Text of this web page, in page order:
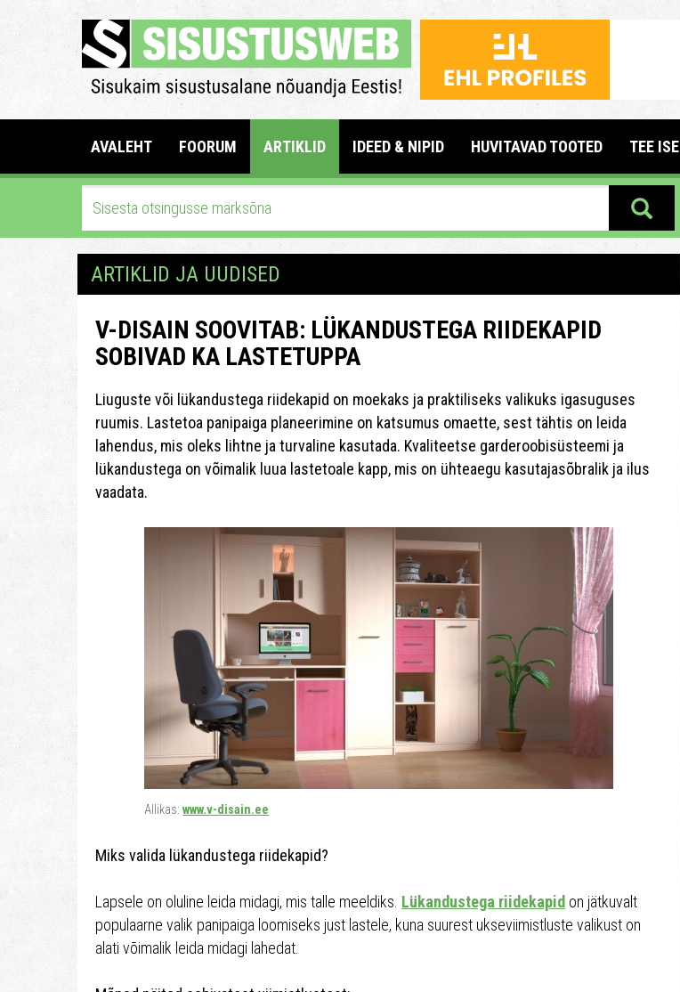
AVALEHT FOORUM ARTIKLID IDEED & NIPID HUVITAVAD TOOTED TEE ISE
ARTIKLID JA UUDISED
V-DISAIN SOOVITAB: LÜKANDUSTEGA RIIDEKAPID
SOBIVAD KA LASTETUPPA
Liuguste või lükandustega riidekapid on moekaks ja praktiliseks valikuks igasuguses
ruumis. Lastetoa panipaiga planeerimine on katsumus omaette, sest tähtis on leida
lahendus, mis oleks lihtne ja turvaline kasutada. Kvaliteetse garderoobisüsteemi ja
lükandustega on võimalik luua lastetoale kapp, mis on ühteaegu kasutajasõbralik ja ilus
vaadata.
Allikas:www.v-disain.ee
Miks valida lükandustega riidekapid?
Lapsele on oluline leida midagi, mis talle meeldiks. Lükandustega riidekapid on jätkuvalt
populaarne valik panipaiga loomiseks just lastele, kuna suurest ukseviimistluste valikust on
alati võimalik leida midagi lahedat.